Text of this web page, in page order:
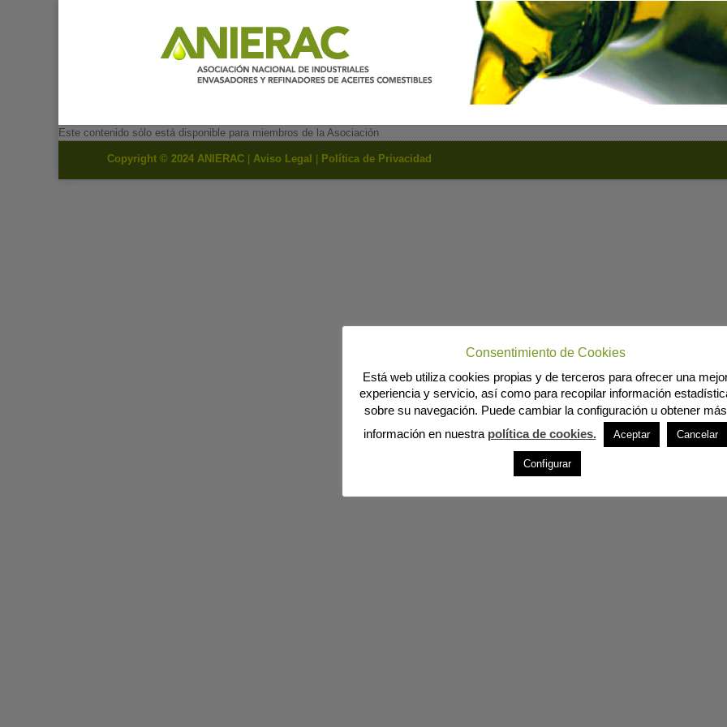
Este contenido sólo está disponible para miembros de la Asociación
Copyright © 2024 ANIERAC Aviso Legal Política de Privacidad
Consentimiento de Cookies
Está web utiliza cookies propias y de terceros para ofrecer una
experiencia y servicio, así como para recopilar información
sobre su navegación. Puede cambiar la configuración u obtener más
información en nuestra política de cookies. Aceptar Cancelar
Configurar